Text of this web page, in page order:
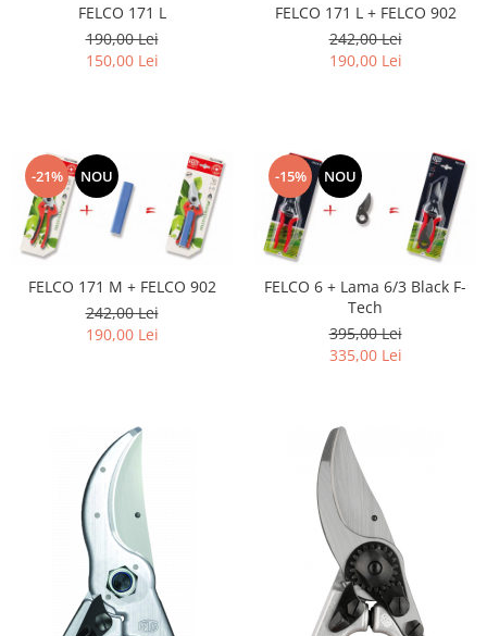
FELCO 171 L
190,00 Lei
150,00 Lei
FELCO 171 L + FELCO 902
242,00 Lei
190,00 Lei
-21% NOU
FELCO 171 M + FELCO 902
242,00 Lei
190,00 Lei
-15% NOU
FELCO 6 + Lama 6/3 Black F-
Tech
395,00 Lei
335,00 Lei